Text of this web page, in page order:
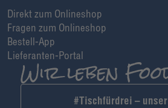
Direkt zum Onlineshop
Fragen zum Onlineshop
Bestell-App
Lieferanten-Portal
#Tischfürdrei –